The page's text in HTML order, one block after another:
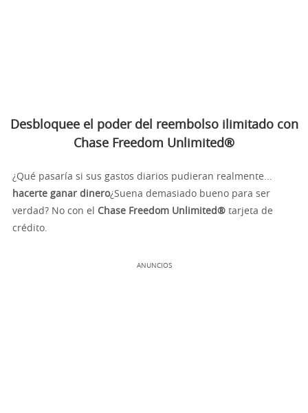
Desbloquee el poder del reembolso ilimitado con
Chase Freedom Unlimited®
¿Qué pasaría si sus gastos diarios pudieran realmente...
hacerte ganar dinero¿Suena demasiado bueno para ser
verdad? No con el Chase Freedom Unlimited® tarjeta de
crédito.
ANUNCIOS